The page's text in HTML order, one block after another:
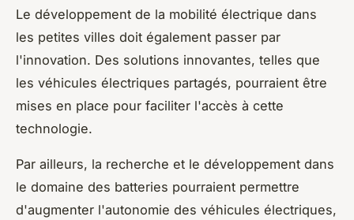
Le développement de la mobilité électrique dans
les petites villes doit également passer par
l'innovation. Des solutions innovantes, telles que
les véhicules électriques partagés, pourraient être
mises en place pour faciliter l'accès à cette
technologie.
Par ailleurs, la recherche et le développement dans
le domaine des batteries pourraient permettre
d'augmenter l'autonomie des véhicules électriques,